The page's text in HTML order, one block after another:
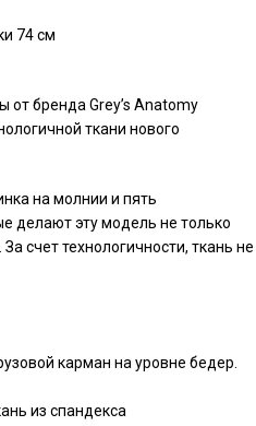
74 см
бренда Grey’s Anatomy
ткани нового
на молнии и пять
делают эту модель не только
счет технологичности, ткань не
карман на уровне бедер.
из спандекса